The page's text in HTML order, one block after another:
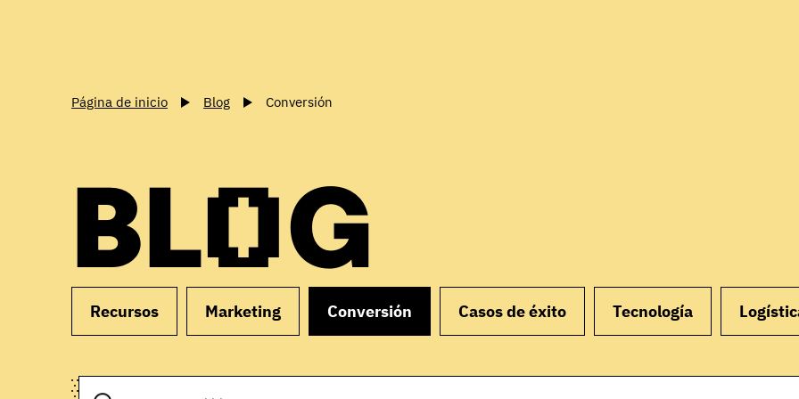
Página de inicio Blog Conversión
BLOG
Recursos Marketing Conversión Casos de éxito Tecnología